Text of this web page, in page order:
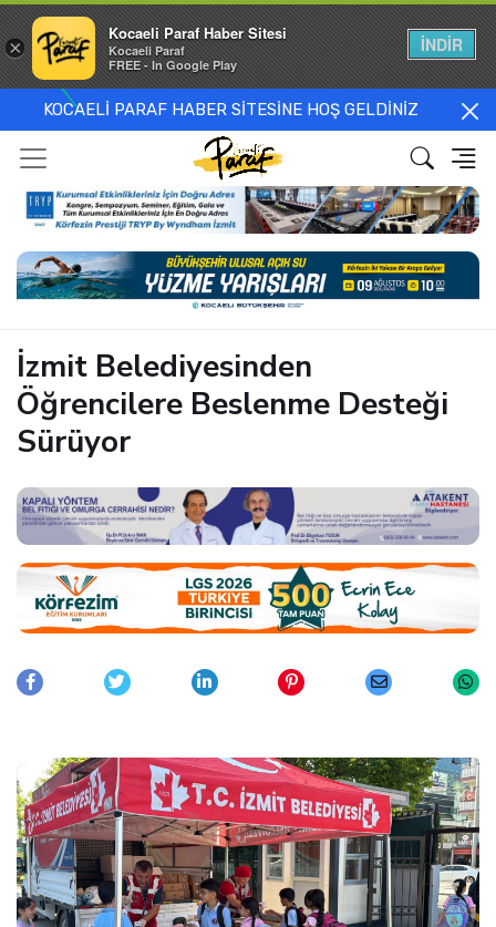
KOCAELİ PARAF HABER SİTESİNE HOŞ GELDİNİZ
İzmit Belediyesinden
Öğrencilere Beslenme Desteği
Sürüyor
×
Kocaeli Paraf Haber Sitesi
Kocaeli Paraf
FREE - In Google Play
İNDİR